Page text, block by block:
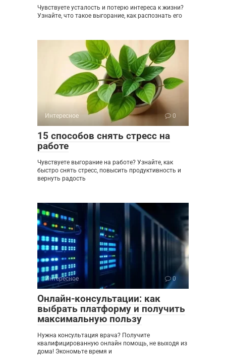
Чувствуете усталость и потерю интереса к жизни?
Узнайте, что такое выгорание, как распознать его
Интересное 0
15 способов снять стресс на
работе
Чувствуете выгорание на работе? Узнайте, как
быстро снять стресс, повысить продуктивность и
вернуть радость
Интересное 0
Онлайн-консультации: как
выбрать платформу и получить
максимальную пользу
Нужна консультация врача? Получите
квалифицированную онлайн помощь, не выходя из
дома! Экономьте время и